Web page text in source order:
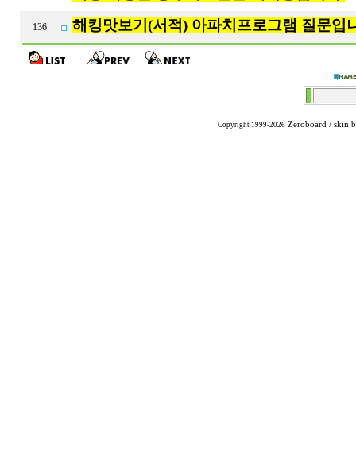
136 해킹맛보기(서적) 아파치프로그램 질문입
Copyright 1999-2026 Zeroboard / skin